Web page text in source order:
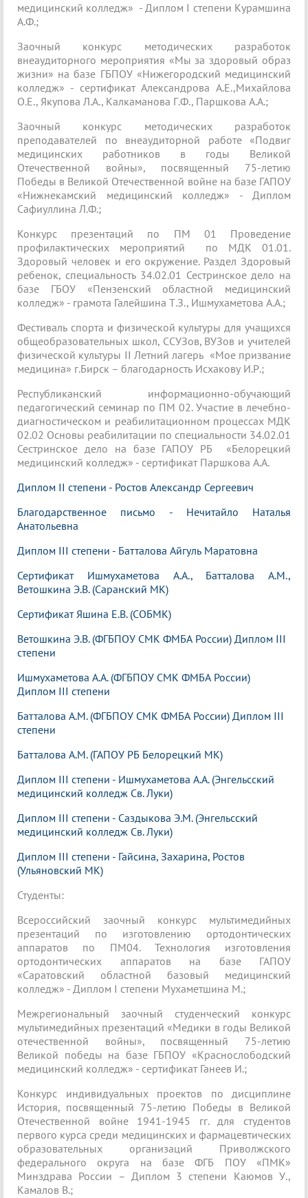
медицинский колледж» - Диплом I степени Курамшина
А.Ф.;
Заочный конкурс методических разработок
внеаудиторного мероприятия «Мы за здоровый образ
жизни» на базе ГБПОУ «Нижегородский медицинский
колледж» - сертификат Александрова А.Е.,Михайлова
О.Е., Якупова Л.А., Калкаманова Г.Ф., Паршкова А.А.;
Заочный конкурс методических разработок
преподавателей по внеаудиторной работе «Подвиг
медицинских работников в годы Великой
Отечественной войны», посвященный 75-летию
Победы в Великой Отечественной войне на базе ГАПОУ
«Нижнекамский медицинский колледж» - Диплом
Сафиуллина Л.Ф.;
Конкурс презентаций по ПМ 01 Проведение
профилактических мероприятий по МДК 01.01.
Здоровый человек и его окружение. Раздел Здоровый
ребенок, специальность 34.02.01 Сестринское дело на
базе ГБОУ «Пензенский областной медицинский
колледж» - грамота Галейшина Т.З., Ишмухаметова А.А.;
Фестиваль спорта и физической культуры для учащихся
общеобразовательных школ, ССУЗов, ВУЗов и учителей
физической культуры II Летний лагерь «Мое призвание
медицина» г.Бирск – благодарность Исхакову И.Р.;
Республиканский информационно-обучающий
педагогический семинар по ПМ 02. Участие в лечебно-
диагностическом и реабилитационном процессах МДК
02.02 Основы реабилитации по специальности 34.02.01
Сестринское дело на базе ГАПОУ РБ «Белорецкий
медицинский колледж» - сертификат Паршкова А.А.
Диплом II степени - Ростов Александр Сергеевич
Благодарственное письмо - Нечитайло Наталья
Анатольевна
Диплом III степени - Батталова Айгуль Маратовна
Сертификат Ишмухаметова А.А., Батталова А.М.,
Ветошкина Э.В. (Саранский МК)
Сертификат Яшина Е.В. (СОБМК)
Ветошкина Э.В. (ФГБПОУ СМК ФМБА России) Диплом III
степени
Ишмухаметова А.А. (ФГБПОУ СМК ФМБА России)
Диплом III степени
Батталова А.М. (ФГБПОУ СМК ФМБА России) Диплом III
степени
Батталова А.М. (ГАПОУ РБ Белорецкий МК)
Диплом III степени - Ишмухаметова А.А. (Энгельсский
медицинский колледж Св. Луки)
Диплом III степени - Саздыкова Э.М. (Энгельсский
медицинский колледж Св. Луки)
Диплом III степени - Гайсина, Захарина, Ростов
(Ульяновский МК)
Студенты:
Всероссийский заочный конкурс мультимедийных
презентаций по изготовлению ортодонтических
аппаратов по ПМ04. Технология изготовления
ортодонтических аппаратов на базе ГАПОУ
«Саратовский областной базовый медицинский
колледж» - Диплом I степени Мухаметшина М.;
Межрегиональный заочный студенческий конкурс
мультимедийных презентаций «Медики в годы Великой
отечественной войны», посвященный 75-летию
Великой победы на базе ГБПОУ «Краснослободский
медицинский колледж» - сертификат Ганеев И.;
Конкурс индивидуальных проектов по дисциплине
История, посвященный 75-летию Победы в Великой
Отечественной войне 1941-1945 гг. для студентов
первого курса среди медицинских и фармацевтических
образовательных организаций Приволжского
федерального округа на базе ФГБ ПОУ «ПМК»
Минздрава России – Диплом 3 степени Каюмов У.,
Камалов В.;